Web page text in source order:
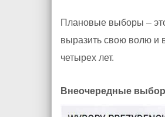
Плановые выборы –
выразить свою волю и
четырех лет.
Внеочередные